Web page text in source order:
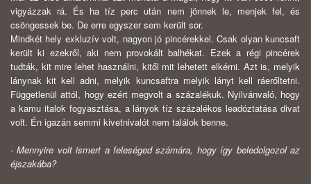
vigyázzak rá. És ha tíz perc után nem jönnek le, menjek fel, és
csöngessek be. De erre egyszer sem került sor.
Mindkét hely exkluzív volt, nagyon jó pincérekkel. Csak olyan kuncsaft
került ki ezekről, aki nem provokált balhékat. Ezek a régi pincérek
tudták, kit mire lehet használni, kitől mit lehetett elkérni. Azt is, melyik
lánynak kit kell adni, melyik kuncsaftra melyik lányt kell ráerőltetni.
Függetlenül attól, hogy ezért megvolt a százalékuk. Nyilvánvaló, hogy
a kamu italok fogyasztása, a lányok tíz százalékos leadóztatása divat
volt. Én igazán semmi kivetnivalót nem találok benne.
- Mennyire volt ismert a feleséged számára, hogy így beledolgozol az
éjszakába?